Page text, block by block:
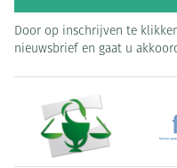
Door op inschrijven te
nieuwsbrief en gaat u